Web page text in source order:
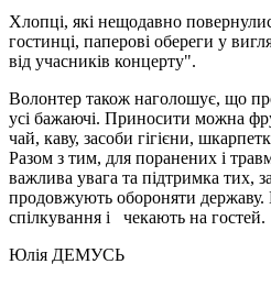
Хлопці, які нещодавно
гостинці, паперові обереги у
від учасників концерту".
Волонтер також наголошує, що
усі бажаючі. Приносити можна
чай, каву, засоби гігієни,
Разом з тим, для поранених і
важлива увага та підтримка тих,
продовжують обороняти державу.
спілкування і чекають на гостей.
Юлія ДЕМУСЬ